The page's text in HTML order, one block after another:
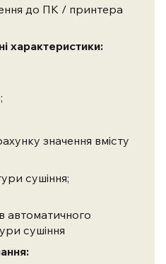
до ПК / принтера
характеристики:
значення вмісту
сушіння;
автоматичного
сушіння